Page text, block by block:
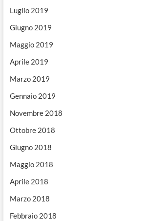
Luglio 2019
Giugno 2019
Maggio 2019
Aprile 2019
Marzo 2019
Gennaio 2019
Novembre 2018
Ottobre 2018
Giugno 2018
Maggio 2018
Aprile 2018
Marzo 2018
Febbraio 2018